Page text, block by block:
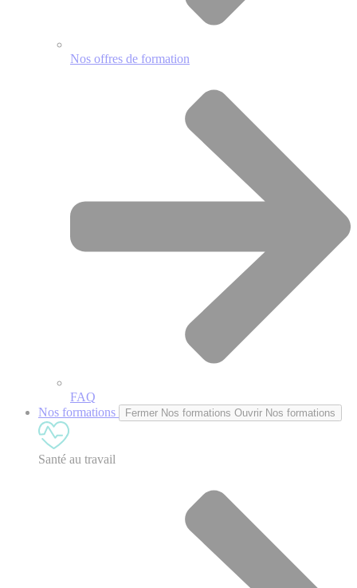
Nos offres de formation
FAQ
Nos formations
Fermer Nos formations Ouvrir Nos formations
Santé au travail